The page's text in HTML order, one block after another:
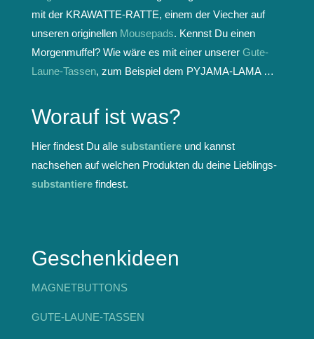
mit der KRAWATTE-RATTE, einem der Viecher auf
unseren originellen Mousepads. Kennst Du einen
Morgenmuffel? Wie wäre es mit einer unserer Gute-
Laune-Tassen, zum Beispiel dem PYJAMA-LAMA …
Worauf ist was?
Hier findest Du alle substantiereund kannst
nachsehen auf welchen Produkten du deine Lieblings-
substantierefindest.
Geschenkideen
MAGNETBUTTONS
GUTE-LAUNE-TASSEN